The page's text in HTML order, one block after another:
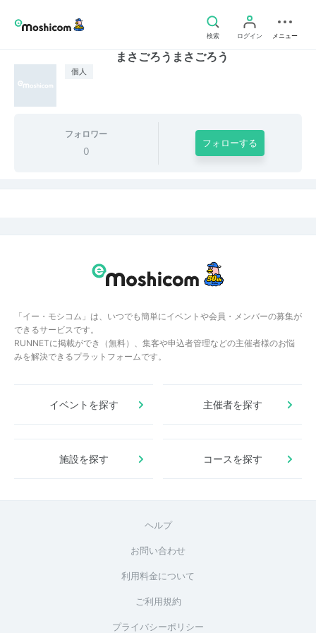
検索 ログイン メニュー
個人
まさごろうまさごろう
フォロワー
0
フォローする
「イー・モシコム」は、いつでも簡単にイベントや会員・メンバーの募集が
できるサービスです。
RUNNETに掲載ができ（無料）、集客や申込者管理などの主催者様のお悩
みを解決できるプラットフォームです。
イベントを探す 主催者を探す
施設を探す コースを探す
ヘルプ
お問い合わせ
利用料金について
ご利用規約
プライバシーポリシー